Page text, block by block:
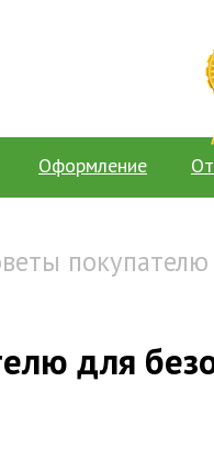
Оформление
для